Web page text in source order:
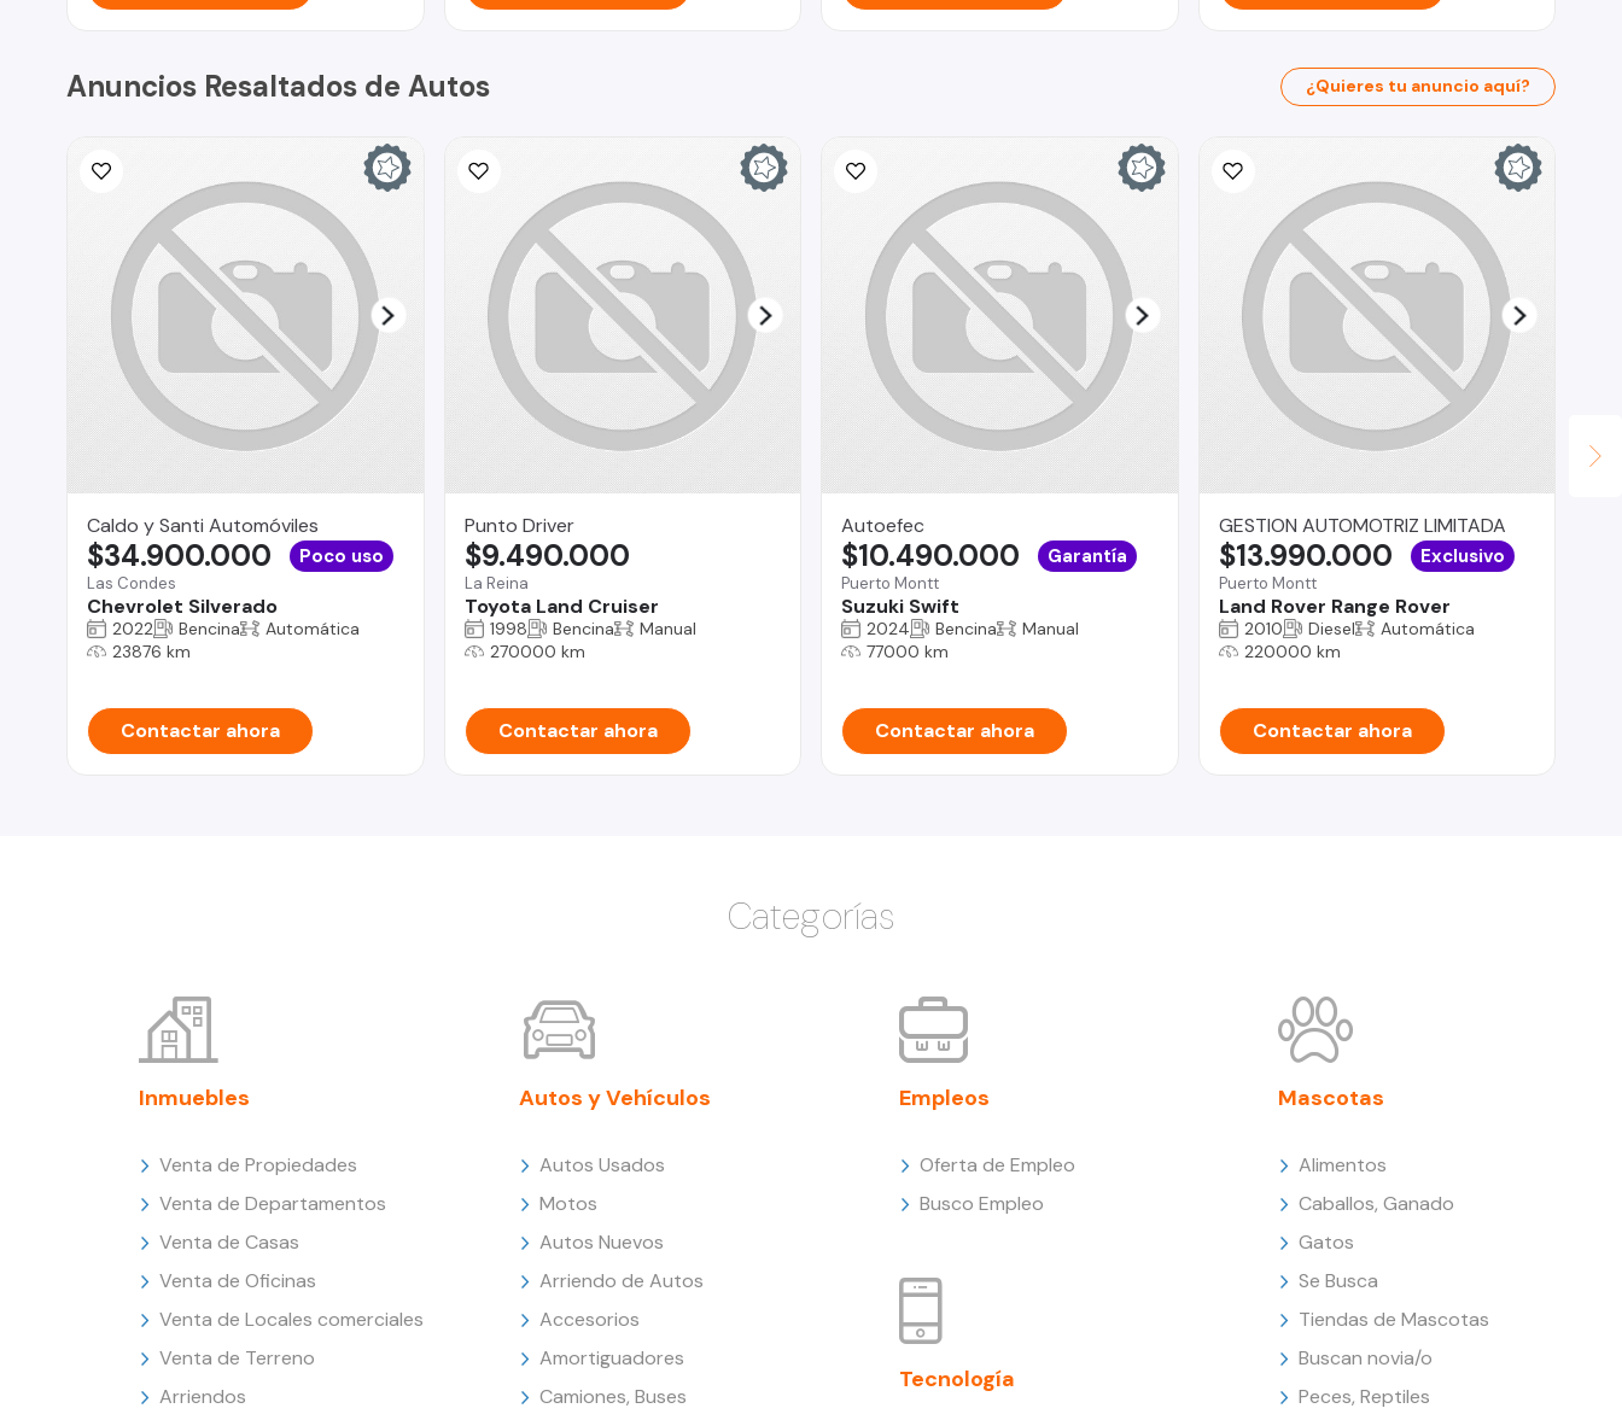
Anuncios Resaltados de Autos ¿Quieres tu anuncio aquí?
Caldo y Santi Automóviles
Las Condes
Chevrolet Silverado
$34.900.000 Poco uso
2022 Bencina
Automática
23876 km
Contactar ahora
Punto Driver
La Reina
Toyota Land Cruiser
$9.490.000
1998 Bencina
Manual
270000 km
Contactar ahora
Autoefec
Puerto Montt
Suzuki Swift
$10.490.000 Garantía
2024 Bencina
Manual
77000 km
Contactar ahora
GESTION AUTOMOTRIZ LIMITADA
Puerto Montt
Land Rover Range Rover
$13.990.000 Exclusivo
2010 Diesel
Automática
220000 km
Contactar ahora
Categorías
Inmuebles
Venta de Propiedades
Venta de Departamentos
Venta de Casas
Venta de Oficinas
Venta de Locales comerciales
Venta de Terreno
Arriendos
Autos y Vehículos
Autos Usados
Motos
Autos Nuevos
Arriendo de Autos
Accesorios
Amortiguadores
Camiones, Buses
Empleos
Oferta de Empleo
Busco Empleo
Tecnología
Mascotas
Alimentos
Caballos, Ganado
Gatos
Se Busca
Tiendas de Mascotas
Buscan novia/o
Peces, Reptiles